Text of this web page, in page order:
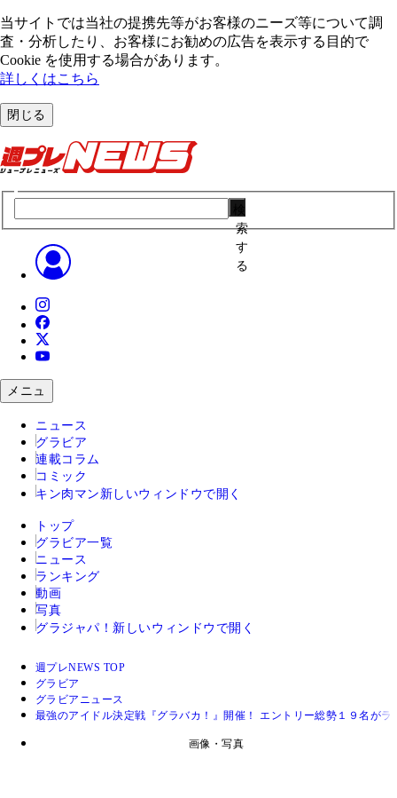
当サイトでは当社の提携先等がお客様のニーズ等について調
査・分析したり、お客様にお勧めの広告を表⽰する⽬的で
Cookie を使⽤する場合があります。
詳しくはこちら
閉じる
索
す
る
メニュ
ニュース
グラビア
連載コラム
コミック
キン肉マン 新しいウィンドウで開く
トップ
グラビア一覧
ニュース
ランキング
動画
写真
グラジャパ！ 新しいウィンドウで開く
週プレNEWS TOP
グラビア
グラビアニュース
最強のアイドル決定戦『グラバカ！』開催！ エントリー総勢１９名が
画像・写真